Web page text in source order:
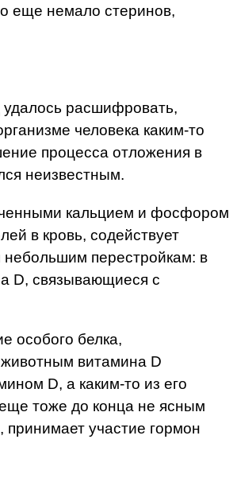
еще немало стеринов,
расшифровать,
человека каким-то
процесса отложения в
неизвестным.
кальцием и фосфором
в кровь, содействует
небольшим перестройкам: в
D, связывающиеся с
особого белка,
витамина D
D, а каким-то из его
тоже до конца не ясным
участие гормон